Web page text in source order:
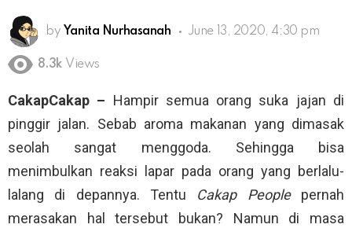
by Yanita Nurhasanah June 13, 2020, 4:30 pm
8.3k Views
CakapCakap – Hampir semua orang suka jajan di
pinggir jalan. Sebab aroma makanan yang dimasak
seolah sangat menggoda. Sehingga bisa
menimbulkan reaksi lapar pada orang yang berlalu-
lalang di depannya. Tentu Cakap People pernah
merasakan hal tersebut bukan? Namun di masa